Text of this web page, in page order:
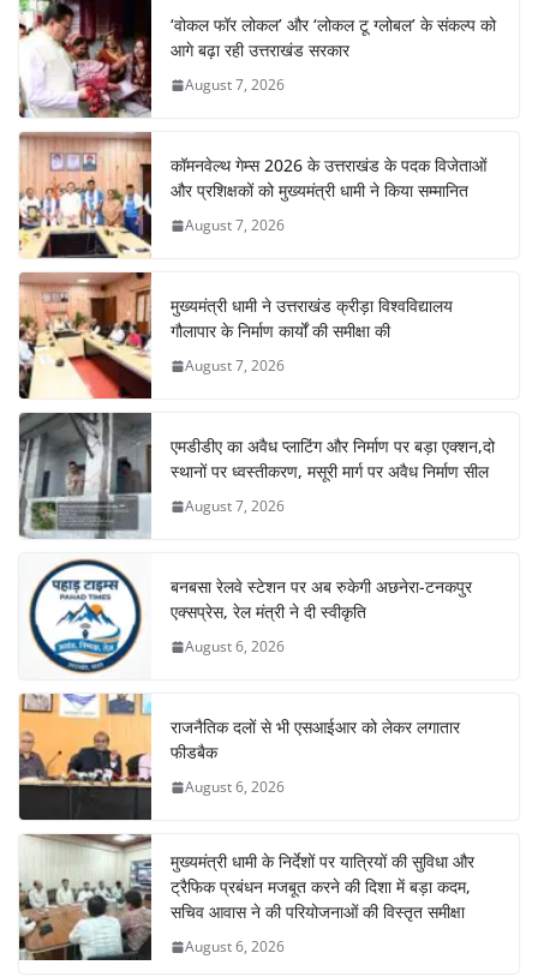
o
o
k
p
p
m n
‘वोकल फॉर लोकल’ और ‘लोकल टू ग्लोबल’ के संकल्प को
आगे बढ़ा रही उत्तराखंड सरकार
August 7, 2026
कॉमनवेल्थ गेम्स 2026 के उत्तराखंड के पदक विजेताओं
और प्रशिक्षकों को मुख्यमंत्री धामी ने किया सम्मानित
August 7, 2026
मुख्यमंत्री धामी ने उत्तराखंड क्रीड़ा विश्वविद्यालय
गौलापार के निर्माण कार्यों की समीक्षा की
August 7, 2026
एमडीडीए का अवैध प्लाटिंग और निर्माण पर बड़ा एक्शन,दो
स्थानों पर ध्वस्तीकरण, मसूरी मार्ग पर अवैध निर्माण सील
August 7, 2026
बनबसा रेलवे स्टेशन पर अब रुकेगी अछनेरा-टनकपुर
एक्सप्रेस, रेल मंत्री ने दी स्वीकृति
August 6, 2026
राजनैतिक दलों से भी एसआईआर को लेकर लगातार
फीडबैक
August 6, 2026
मुख्यमंत्री धामी के निर्देशों पर यात्रियों की सुविधा और
ट्रैफिक प्रबंधन मजबूत करने की दिशा में बड़ा कदम,
सचिव आवास ने की परियोजनाओं की विस्तृत समीक्षा
August 6, 2026